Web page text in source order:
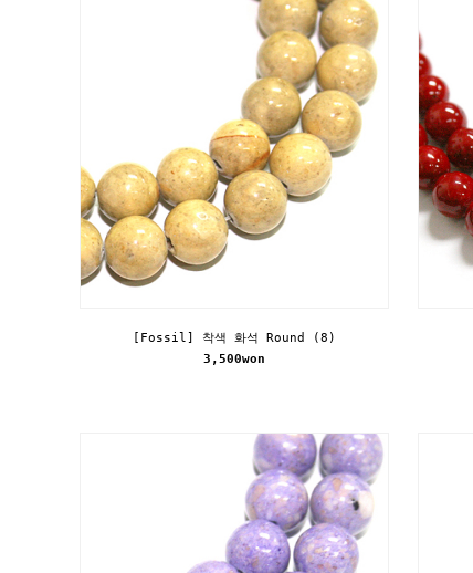
[Fossil] 착색 화석 Round (8)
3,500won